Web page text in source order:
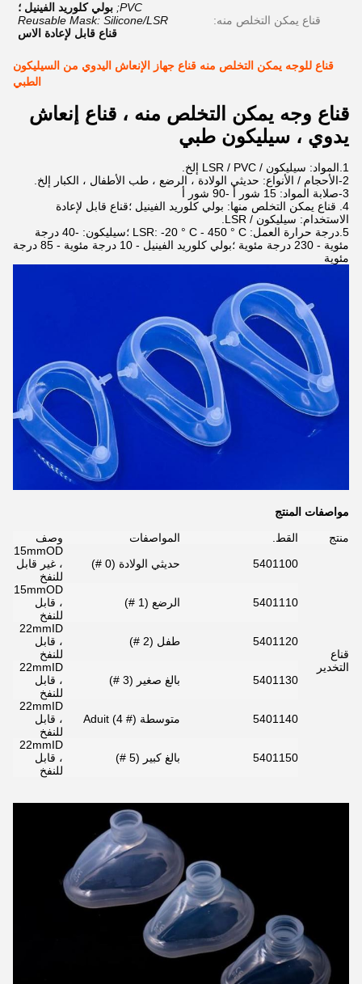
قناع يمكن التخلص منه:
PVC; بولي كلوريد الفينيل ؛
Reusable Mask: Silicone/LSR
قناع قابل لإعادة الاس
قناع للوجه يمكن التخلص منه قناع جهاز الإنعاش اليدوي من السيليكون
الطبي
قناع وجه يمكن التخلص منه ، قناع إنعاش
يدوي ، سيليكون طبي
1.المواد: سيليكون / LSR / PVC إلخ.
2-الأحجام / الأنواع: حديثي الولادة ، الرضع ، طب الأطفال ، الكبار إلخ.
3-صلابة المواد: 15 شور أ -90 شور أ
4. قناع يمكن التخلص منها: بولي كلوريد الفينيل ؛قناع قابل لإعادة
الاستخدام: سيليكون / LSR.
5.درجة حرارة العمل: LSR: -20 ° C - 450 ° C ؛سيليكون: -40 درجة
مئوية - 230 درجة مئوية ؛بولي كلوريد الفينيل - 10 درجة مئوية - 85 درجة
مئوية
مواصفات المنتج
منتج
القط. المواصفات وصف
قناع
التخدير
5401100 حديثي الولادة (0 #)
15mmOD
، غير قابل
للنفخ
5401110
الرضع (1 #)
15mmOD
، قابل
للنفخ
5401120
طفل (2 #)
22mmID
، قابل
للنفخ
5401130
بالغ صغير (3 #)
22mmID
، قابل
للنفخ
5401140
متوسطة Aduit (4 #)
22mmID
، قابل
للنفخ
5401150
بالغ كبير (5 #)
22mmID
، قابل
للنفخ